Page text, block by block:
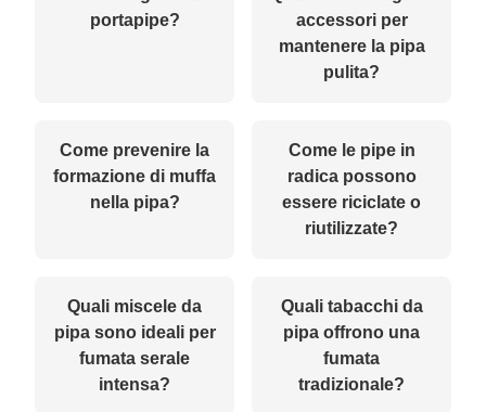
portapipe?
accessori per
mantenere la pipa
pulita?
Come prevenire la
formazione di muffa
nella pipa?
Come le pipe in
radica possono
essere riciclate o
riutilizzate?
Quali miscele da
pipa sono ideali per
fumata serale
intensa?
Quali tabacchi da
pipa offrono una
fumata
tradizionale?